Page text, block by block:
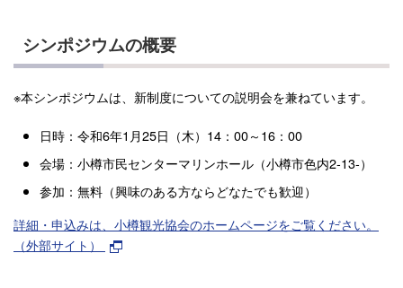
シンポジウムの概要
※本シンポジウムは、新制度についての説明会を兼ねています。
日時：令和6年1月25日（木）14：00～16：00
会場：小樽市民センターマリンホール（小樽市色内2-13-）
参加：無料（興味のある方ならどなたでも歓迎）
詳細・申込みは、小樽観光協会のホームページをご覧ください。
（外部サイト）